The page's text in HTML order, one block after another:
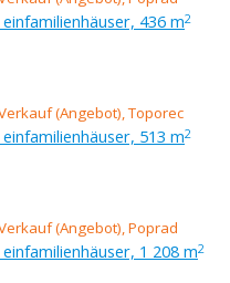
436 m2
513 m2
1 208 m2